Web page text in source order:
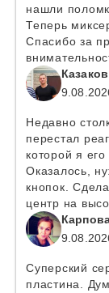
нашли
Теперь
Спасибо за
Недавно
перестал
которой я
Оказалось,
кнопок.
центр на
Суперский
пластина.